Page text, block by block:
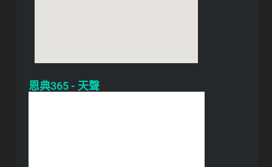
恩典365 - 天聲